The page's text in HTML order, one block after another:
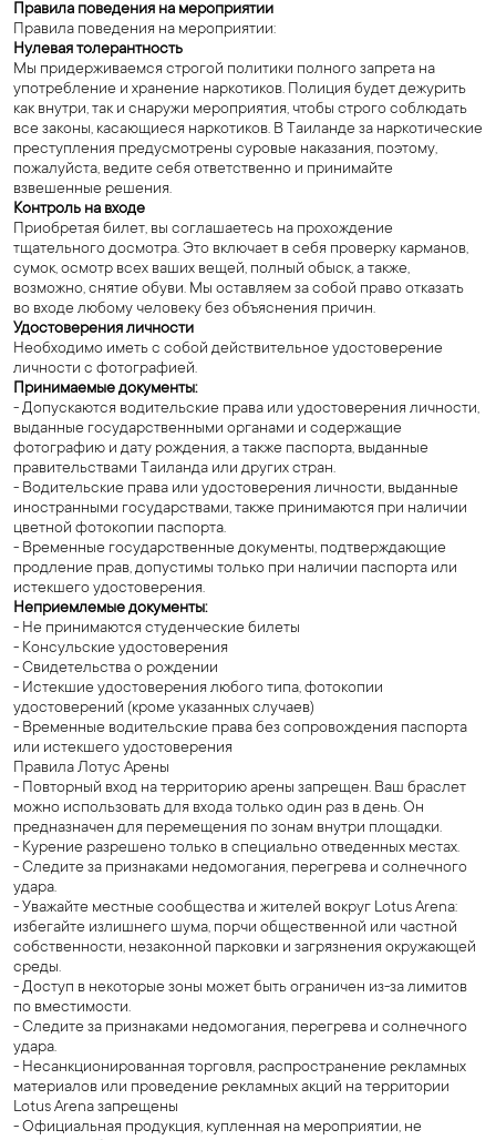
Правила поведения на мероприятии
Правила поведения на мероприятии:
Нулевая толерантность
Мы придерживаемся строгой политики полного запрета на
употребление и хранение наркотиков. Полиция будет дежурить
как внутри, так и снаружи мероприятия, чтобы строго соблюдать
все законы, касающиеся наркотиков. В Таиланде за наркотические
преступления предусмотрены суровые наказания, поэтому,
пожалуйста, ведите себя ответственно и принимайте
взвешенные решения.
Контроль на входе
Приобретая билет, вы соглашаетесь на прохождение
тщательного досмотра. Это включает в себя проверку карманов,
сумок, осмотр всех ваших вещей, полный обыск, а также,
возможно, снятие обуви. Мы оставляем за собой право отказать
во входе любому человеку без объяснения причин.
Удостоверения личности
Необходимо иметь с собой действительное удостоверение
личности с фотографией.
Принимаемые документы:
- Допускаются водительские права или удостоверения личности,
выданные государственными органами и содержащие
фотографию и дату рождения, а также паспорта, выданные
правительствами Таиланда или других стран.
- Водительские права или удостоверения личности, выданные
иностранными государствами, также принимаются при наличии
цветной фотокопии паспорта.
- Временные государственные документы, подтверждающие
продление прав, допустимы только при наличии паспорта или
истекшего удостоверения.
Неприемлемые документы:
- Не принимаются студенческие билеты
- Консульские удостоверения
- Свидетельства о рождении
- Истекшие удостоверения любого типа, фотокопии
удостоверений (кроме указанных случаев)
- Временные водительские права без сопровождения паспорта
или истекшего удостоверения
Правила Лотус Арены
- Повторный вход на территорию арены запрещен. Ваш браслет
можно использовать для входа только один раз в день. Он
предназначен для перемещения по зонам внутри площадки.
- Курение разрешено только в специально отведенных местах.
- Следите за признаками недомогания, перегрева и солнечного
удара.
- Уважайте местные сообщества и жителей вокруг Lotus Arena:
избегайте излишнего шума, порчи общественной или частной
собственности, незаконной парковки и загрязнения окружающей
среды.
- Доступ в некоторые зоны может быть ограничен из-за лимитов
по вместимости.
- Следите за признаками недомогания, перегрева и солнечного
удара.
- Несанкционированная торговля, распространение рекламных
материалов или проведение рекламных акций на территории
Lotus Arena запрещены
- Официальная продукция, купленная на мероприятии, не